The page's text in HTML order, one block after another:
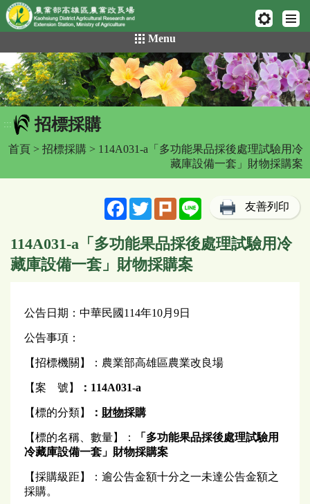
網頁置頂
到
主
要
內
容
區
Menu
::: 招標採購
首頁 > 招標採購 > 114A031-a「多功能果品採後處理試驗用冷
藏庫設備一套」財物採購案
FacebookTwitterPlurk Line 友善列印
114A031-a「多功能果品採後處理試驗用冷
藏庫設備一套」財物採購案
公告日期：中華民國114年10月9日
公告事項：
【招標機關】：農業部高雄區農業改良場
【案 號】 ：114A031-a
【標的分類】 ： 財物採購
【標的名稱、數量】：
「多功能果品採後處理試驗用
冷藏庫設備一套」財物採購案
【採購級距】：逾公告金額十分之一未達公告金額之
採購。